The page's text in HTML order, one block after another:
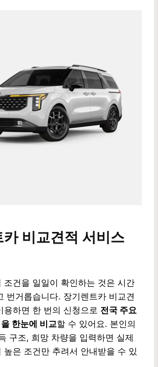
비교견적 서비스
조건을 일일이 확인하는 것은 시간
번거롭습니다. 장기렌트카 비교견
용하면 한 번의 신청으로 전국 주요
한눈에 비교할 수 있어요. 본인의
구조, 희망 차량을 입력하면 실제
높은 조건만 추려서 안내받을 수 있